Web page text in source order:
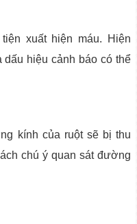
xuất hiện máu. Hiện
hiệu cảnh báo có thể
kính của ruột sẽ bị thu
chú ý quan sát đường